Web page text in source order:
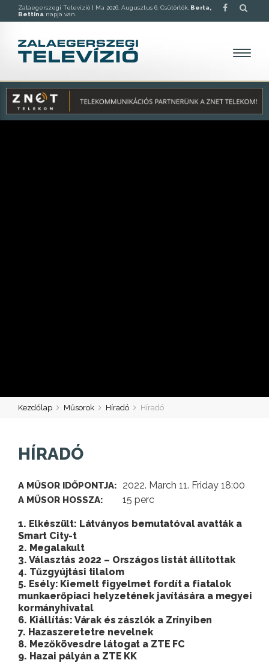
Zalaegerszegi Televízió | Ma 2026. Augusztus 6. Csütörtök, Berta,
Bettina napja van.
Kezdőlap Műsorok Híradó Híradó
HÍRADÓ
A MŰSOR IDŐPONTJA: 2022. March 11. Friday 18:00
A MŰSOR HOSSZA: 15 perc
1. Elkészült: Látványos bemutatóval avatták a
Smart City-t
2. Megalakult
3. Választás 2022 – Országos listát állítottak
4. Tűzgyújtási tilalom
5. Esély: Kiemelt figyelmet fordít a fiatalok
munkaerőpiaci helyzetének javítására a megyei
kormányhivatal
6. Kiállítás: Várak és zászlók a Zrínyiben
7. Hazaszeretetre nevelnek
8. Mezőkövesdre látogat a ZTE FC
9. Hazai pályán a ZTE KK